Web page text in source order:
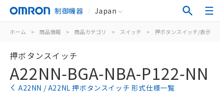
制御機器 Japan
ホーム > 商品情報 > 商品カテゴリ > スイッチ > 押ボタンスイッチ/表示灯
押ボタンスイッチ
A22NN-BGA-NBA-P122-NN
A22NN / A22NL 押ボタンスイッチ 形式仕様一覧